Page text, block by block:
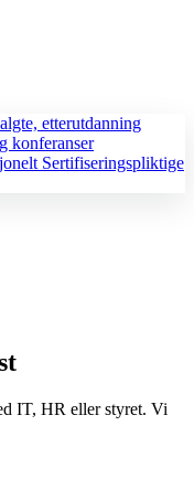
etterutdanning
konferanser
Sertifiseringspliktige
IT, HR eller styret. Vi